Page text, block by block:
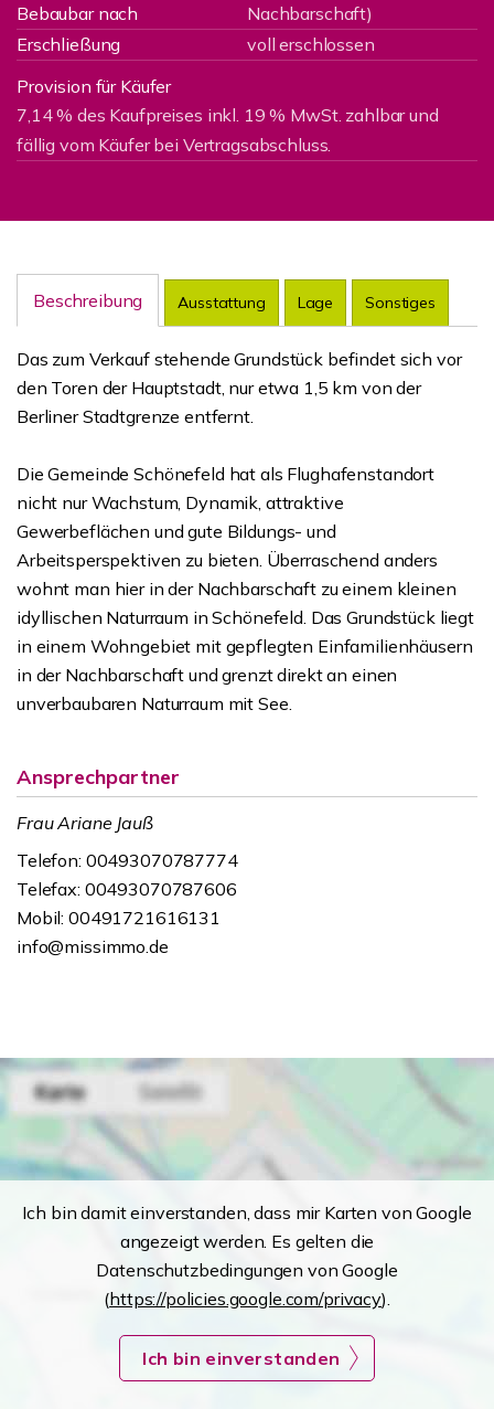
Bebaubar nach
Nachbarschaft)
Erschließung
voll erschlossen
Provision für Käufer
7,14 % des Kaufpreises inkl. 19 % MwSt. zahlbar und
fällig vom Käufer bei Vertragsabschluss.
Beschreibung Ausstattung Lage Sonstiges
Das zum Verkauf stehende Grundstück befindet sich vor
den Toren der Hauptstadt, nur etwa 1,5 km von der
Berliner Stadtgrenze entfernt.
Die Gemeinde Schönefeld hat als Flughafenstandort
nicht nur Wachstum, Dynamik, attraktive
Gewerbeflächen und gute Bildungs- und
Arbeitsperspektiven zu bieten. Überraschend anders
wohnt man hier in der Nachbarschaft zu einem kleinen
idyllischen Naturraum in Schönefeld. Das Grundstück liegt
in einem Wohngebiet mit gepflegten Einfamilienhäusern
in der Nachbarschaft und grenzt direkt an einen
unverbaubaren Naturraum mit See.
Ansprechpartner
Frau Ariane Jauß
Telefon: 00493070787774
Telefax: 00493070787606
Mobil: 00491721616131
info@missimmo.de
Ich bin damit einverstanden, dass mir Karten von Google
angezeigt werden. Es gelten die
Datenschutzbedingungen von Google
(https://policies.google.com/privacy).
Ich bin einverstanden